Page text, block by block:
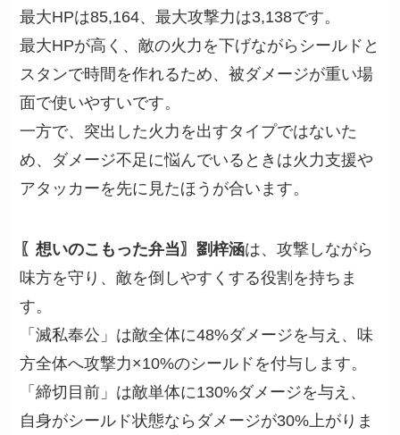
最大HPは85,164、最大攻撃力は3,138です。
最大HPが高く、敵の火力を下げながらシールドと
スタンで時間を作れるため、被ダメージが重い場
面で使いやすいです。
一方で、突出した火力を出すタイプではないた
め、ダメージ不足に悩んでいるときは火力支援や
アタッカーを先に見たほうが合います。
〖想いのこもった弁当〗劉梓涵は、攻撃しながら
味方を守り、敵を倒しやすくする役割を持ちま
す。
「滅私奉公」は敵全体に48%ダメージを与え、味
方全体へ攻撃力×10%のシールドを付与します。
「締切目前」は敵単体に130%ダメージを与え、
自身がシールド状態ならダメージが30%上がりま